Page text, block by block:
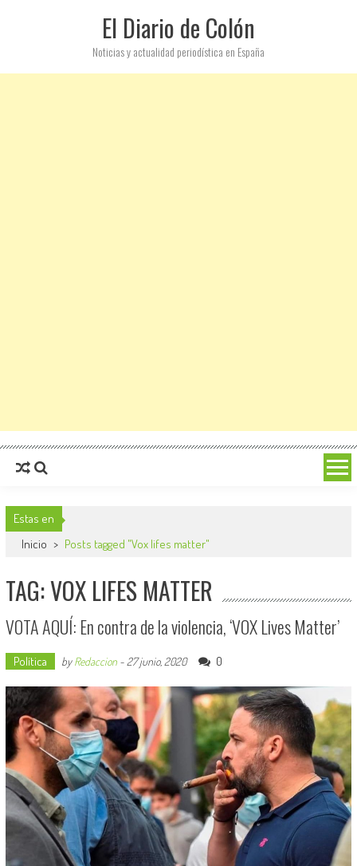
El Diario de Colón
Noticias y actualidad periodística en España
Estas en
Inicio > Posts tagged "Vox lifes matter"
TAG: VOX LIFES MATTER
VOTA AQUÍ: En contra de la violencia, ‘VOX Lives Matter’
Política byRedaccion- 27 junio, 2020 0